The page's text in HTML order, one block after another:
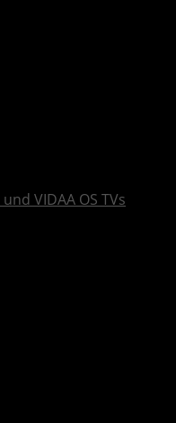
und VIDAA OS TVs